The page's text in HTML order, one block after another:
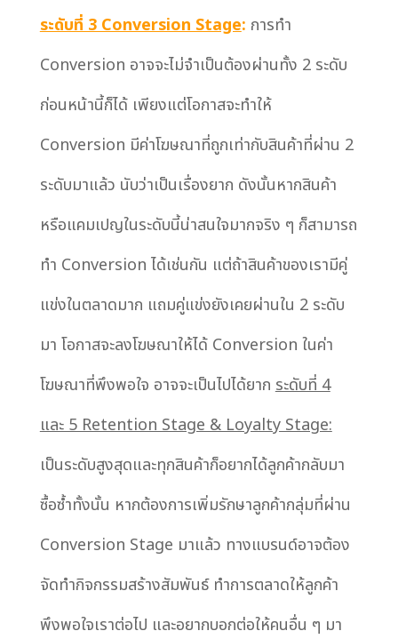
ระดับที่ 3 Conversion Stage: การทำ
Conversion อาจจะไม่จำเป็นต้องผ่านทั้ง 2 ระดับ
ก่อนหน้านี้ก็ได้ เพียงแต่โอกาสจะทำให้
Conversion มีค่าโฆษณาที่ถูกเท่ากับสินค้าที่ผ่าน 2
ระดับมาแล้ว นับว่าเป็นเรื่องยาก ดังนั้นหากสินค้า
หรือแคมเปญในระดับนี้น่าสนใจมากจริง ๆ ก็สามารถ
ทำ Conversion ได้เช่นกัน แต่ถ้าสินค้าของเรามีคู่
แข่งในตลาดมาก แถมคู่แข่งยังเคยผ่านใน 2 ระดับ
มา โอกาสจะลงโฆษณาให้ได้ Conversion ในค่า
โฆษณาที่พึงพอใจ อาจจะเป็นไปได้ยาก ระดับที่ 4
และ 5 Retention Stage & Loyalty Stage:
เป็นระดับสูงสุดและทุกสินค้าก็อยากได้ลูกค้ากลับมา
ซื้อซ้ำทั้งนั้น หากต้องการเพิ่มรักษาลูกค้ากลุ่มที่ผ่าน
Conversion Stage มาแล้ว ทางแบรนด์อาจต้อง
จัดทำกิจกรรมสร้างสัมพันธ์ ทำการตลาดให้ลูกค้า
พึงพอใจเราต่อไป และอยากบอกต่อให้คนอื่น ๆ มา